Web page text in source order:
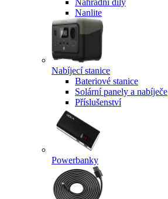
Náhradní díly
Nanlite
Nabíjecí stanice
Bateriové stanice
Solární panely a nabíječe
Příslušenství
Powerbanky